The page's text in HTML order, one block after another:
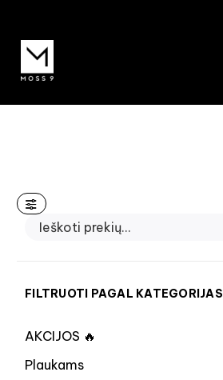
FILTRUOTI PAGAL KATEGORIJAS
AKCIJOS 🔥
Plaukams